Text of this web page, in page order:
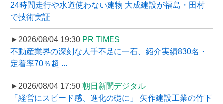
24時間走行や水道使わない建物 大成建設が福島・田村
で技術実証
►2026/08/04 19:30 PR TIMES
不動産業界の深刻な人手不足に一石、紹介実績830名・
定着率70％超 ...
►2026/08/04 17:50 朝日新聞デジタル
「経営にスピード感、進化の礎に」 矢作建設工業の竹下